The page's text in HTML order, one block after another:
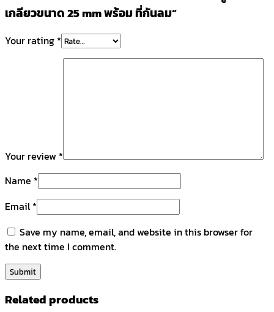
เกลียวขนาด 25 mm พร้อม ที่กันลม”
Your rating *
Your review *
Name *
Email*
Save my name, email, and website in this browser for
the next time I comment.
Related products